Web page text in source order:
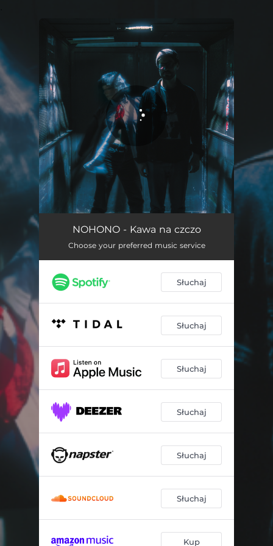
You're all set!
Kawa na czczo 03:47
NOHONO - Kawa na czczo
Choose your preferred music service
Słuchaj
Słuchaj
Słuchaj
Słuchaj
Słuchaj
Słuchaj
Kup